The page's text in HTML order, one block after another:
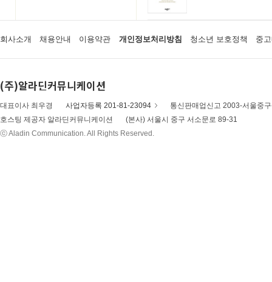
회사소개 채용안내 이용약관 개인정보처리방침 청소년 보호정책 중
(주)알라딘커뮤니케이션
대표이사 최우경 사업자등록 201-81-23094
통신판매업신고 2003-서울중
호스팅 제공자 알라딘커뮤니케이션
(본사) 서울시 중구 서소문로 89-31
ⓒ Aladin Communication. All Rights Reserved.